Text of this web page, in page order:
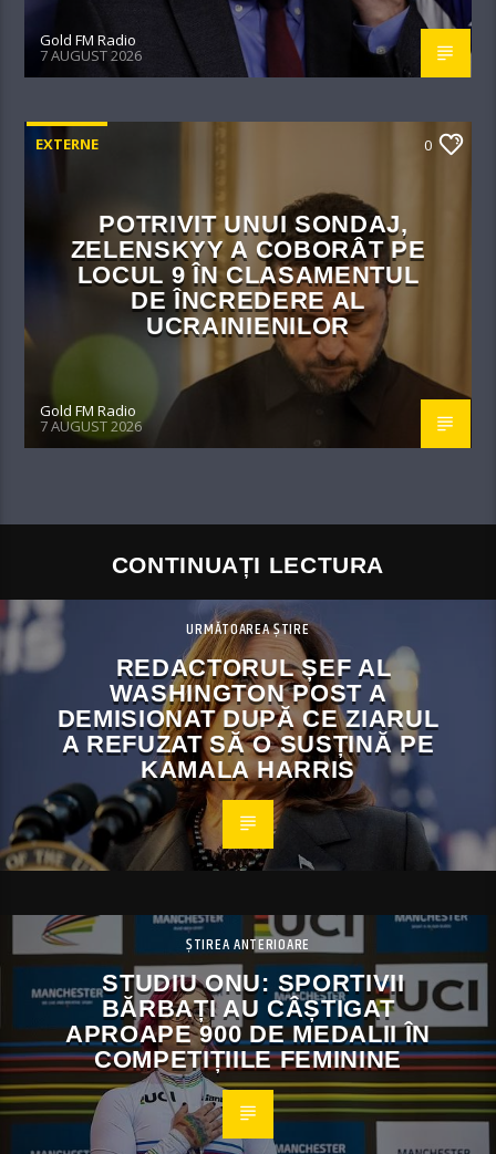
Gold FM Radio
7 AUGUST 2026
EXTERNE 0
POTRIVIT UNUI SONDAJ,
ZELENSKYY A COBORÂT PE
LOCUL 9 ÎN CLASAMENTUL
DE ÎNCREDERE AL
UCRAINIENILOR
Gold FM Radio
7 AUGUST 2026
CONTINUAȚI LECTURA
URMĂTOAREA ȘTIRE
REDACTORUL ȘEF AL
WASHINGTON POST A
DEMISIONAT DUPĂ CE ZIARUL
A REFUZAT SĂ O SUSȚINĂ PE
KAMALA HARRIS
ȘTIREA ANTERIOARE
STUDIU ONU: SPORTIVII
BĂRBAȚI AU CÂȘTIGAT
APROAPE 900 DE MEDALII ÎN
COMPETIȚIILE FEMININE